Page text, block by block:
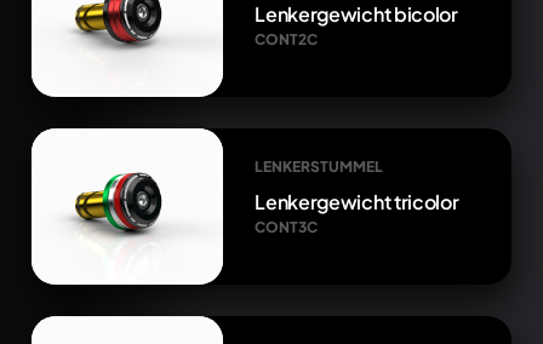
Lenkergewicht bicolor
CONT2C
LENKERSTUMMEL
Lenkergewicht tricolor
CONT3C